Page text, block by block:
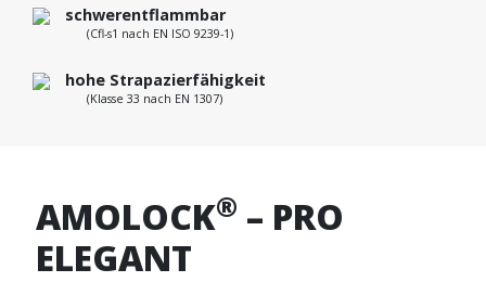
schwerentflammbar
(Cfl-s1 nach EN ISO 9239-1)
hohe Strapazierfähigkeit
(Klasse 33 nach EN 1307)
AMOLOCK® – PRO
ELEGANT